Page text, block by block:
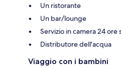
Un ristorante
Un bar/lounge
Servizio in camera 24 ore
Distributore dell'acqua
Viaggio con i bambini